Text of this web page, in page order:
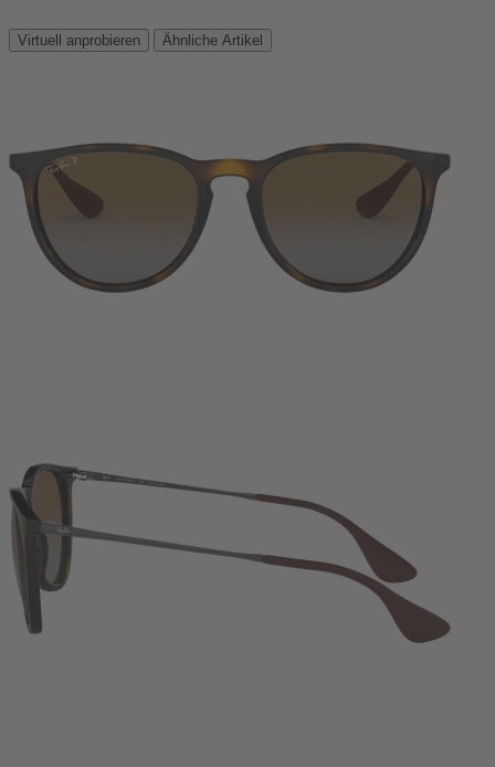
Virtuell anprobieren Ähnliche Artikel